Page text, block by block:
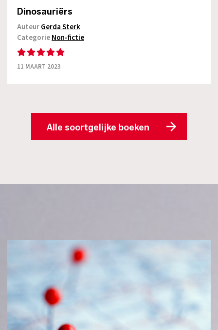
Dinosauriërs
AuteurGerda Sterk
CategorieNon-fictie
11 MAART 2023
Alle soortgelijke boeken